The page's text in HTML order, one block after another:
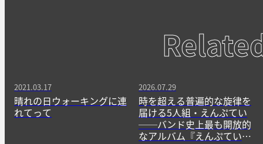
2021.03.17
晴れの日ウォーキングに連
れてって
2026.07.29
時を超える普遍的な旋律を
届ける5人組・えんぷてい
──バンド史上最も開放的
なアルバム『えんぷてい』